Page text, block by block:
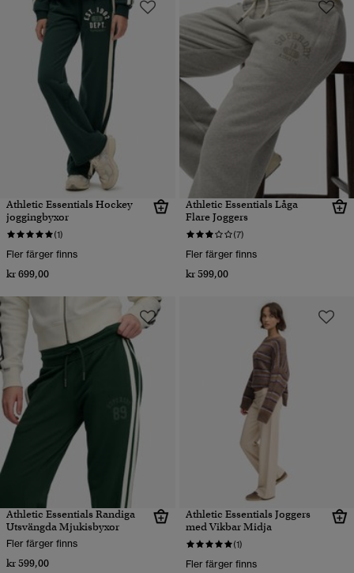
Athletic Essentials Hockey
joggingbyxor
(1)
Fler färger finns
kr 699,00
Athletic Essentials Låga
Flare Joggers
(7)
Fler färger finns
kr 599,00
Athletic Essentials Randiga
Utsvängda Mjukisbyxor
Fler färger finns
kr 599,00
Athletic Essentials Joggers
med Vikbar Midja
(1)
Fler färger finns